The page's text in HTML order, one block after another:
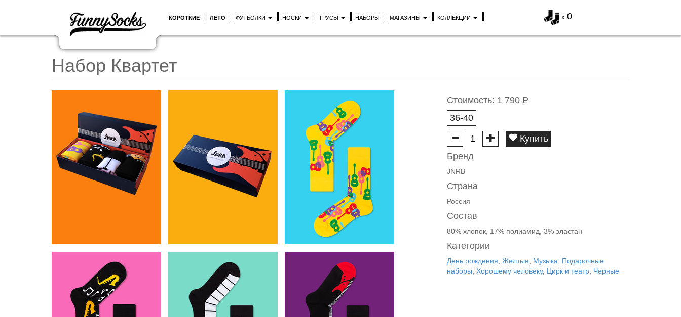
x 0
КОРОТКИЕ ЛЕТО ФУТБОЛКИ НОСКИ ТРУСЫ НАБОРЫ МАГАЗИНЫ КОЛЛЕКЦИИ
Набор Квартет
Стоимость: 1 790 Р
36-40
Купить
Бренд
JNRB
Страна
Россия
Состав
80% хлопок, 17% полиамид, 3% эластан
Категории
День рождения Желтые Музыка
Подарочные
наборы
Хорошему человеку, Цирк и театр Черные